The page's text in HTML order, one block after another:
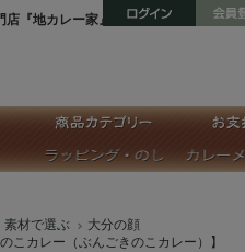
『地カレー家』
素材で選ぶ
大分の顔
のこカレー（ぶんごきのこカレー）】